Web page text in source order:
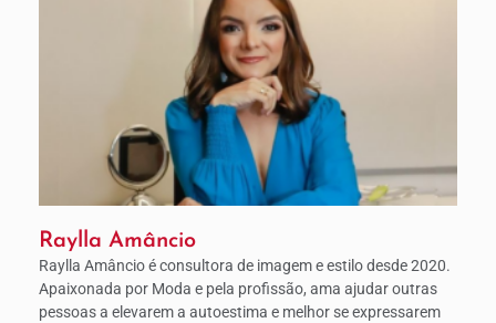
Raylla Amâncio
Raylla Amâncio é consultora de imagem e estilo desde 2020.
Apaixonada por Moda e pela profissão, ama ajudar outras
pessoas a elevarem a autoestima e melhor se expressarem